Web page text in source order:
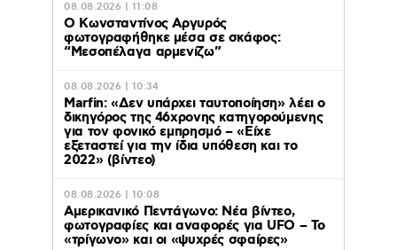
08.08.2026 | 11:08
Ο Κωνσταντίνος Αργυρός
φωτογραφήθηκε μέσα σε σκάφος:
“Μεσοπέλαγα αρμενίζω”
08.08.2026 | 10:34
Marfin: «Δεν υπάρχει ταυτοποίηση» λέει ο
δικηγόρος της 46χρονης κατηγορούμενης
για τον φονικό εμπρησμό – «Είχε
εξεταστεί για την ίδια υπόθεση και το
2022» (βίντεο)
08.08.2026 | 10:08
Αμερικανικό Πεντάγωνο: Νέα βίντεο,
φωτογραφίες και αναφορές για UFO – Το
«τρίγωνο» και οι «ψυχρές σφαίρες»